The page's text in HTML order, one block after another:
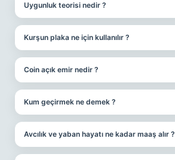
Uygunluk teorisi nedir ?
Kurşun plaka ne için kullanılır ?
Coin açık emir nedir ?
Kum geçirmek ne demek ?
Avcılık ve yaban hayatı ne kadar maaş alır ?